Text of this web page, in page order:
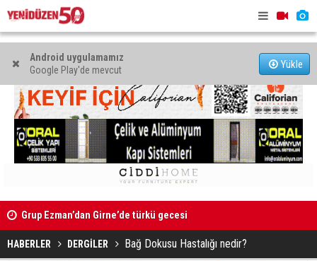
Android uygulamamız
Google Play'de mevcut
Yükle
Kıbrıs’ın güneyinde yıllık enflasyon temmuzda yüzde 2,9
oldu
HABERLER DERGİLER Bağ Dokusu Hastalığı nedir?